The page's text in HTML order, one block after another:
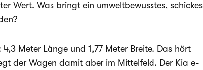
Wert. Was bringt ein umweltbewusstes, schickes
Meter Länge und 1,77 Meter Breite. Das hört
der Wagen damit aber im Mittelfeld. Der Kia e-